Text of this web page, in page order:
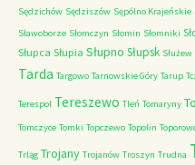
Sędzichów Sędziszów Sępólno Krajeńskie
Sławoborze Słomczyn Słomin Słomniki
Słupca Słupia Słupno Słupsk Służew
Tarda Targowo Tarnowskie Góry Tarup
Terespol Tereszewo Tleń Tomaryny
Tomczyce Tomki Topczewo Topolin
Trląg Trojany Trojanów Troszyn Trudna